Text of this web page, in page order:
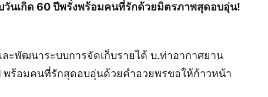
วันเกิด 60 ปีพรั่งพร้อมคนที่รักด้วยมิตรภาพสุดอบอุ่น!
ะพัฒนาระบบการจัดเก็บรายได้ บ.ท่าอากาศยาน
พร้อมคนที่รักสุดอบอุ่นด้วยคำอวยพรขอให้ก้าวหน้า